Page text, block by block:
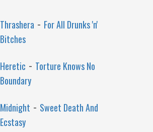
Thrashera - For All Drunks 'n'
Bitches
Heretic - Torture Knows No
Boundary
Midnight - Sweet Death And
Ecstasy